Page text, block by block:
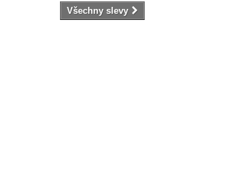
Všechny slevy